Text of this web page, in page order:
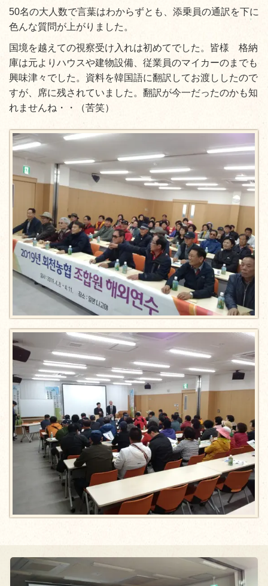
50名の大人数で言葉はわからずとも、添乗員の通訳を下に
色んな質問が上がりました。
国境を越えての視察受け入れは初めてでした。皆様 格納
庫は元よりハウスや建物設備、従業員のマイカーのまでも
興味津々でした。資料を韓国語に翻訳してお渡ししたので
すが、席に残されていました。翻訳が今一だったのかも知
れませんね・・（苦笑）